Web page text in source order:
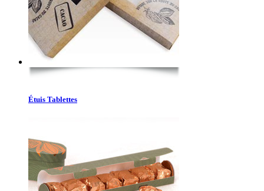
Étuis Tablettes